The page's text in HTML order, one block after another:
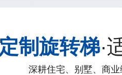
定制旋转梯·
深耕住宅、别墅、商